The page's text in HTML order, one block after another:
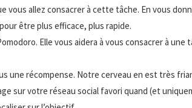
vous allez consacrer à cette tâche. En vous
être plus efficace, plus rapide.
Elle vous aidera à vous consacrer à une
une récompense. Notre cerveau en est très
sur votre réseau social favori quand (et